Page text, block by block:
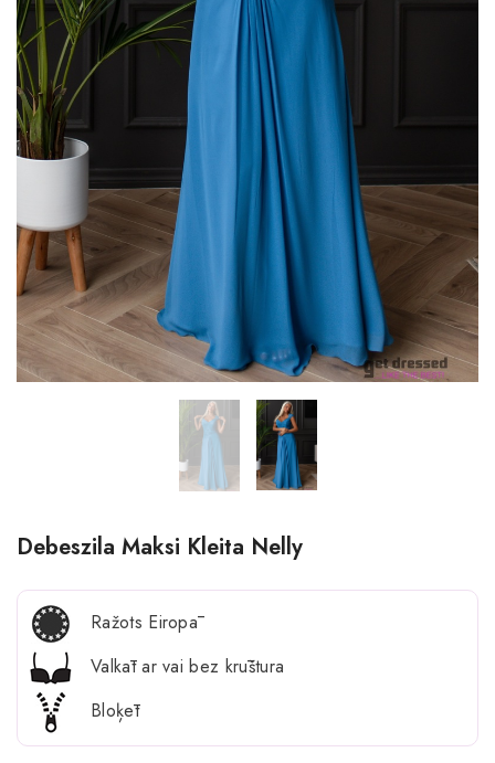
Debeszila Maksi Kleita Nelly
Ražots Eiropā
Valkāt ar vai bez krūštura
Bloķēt